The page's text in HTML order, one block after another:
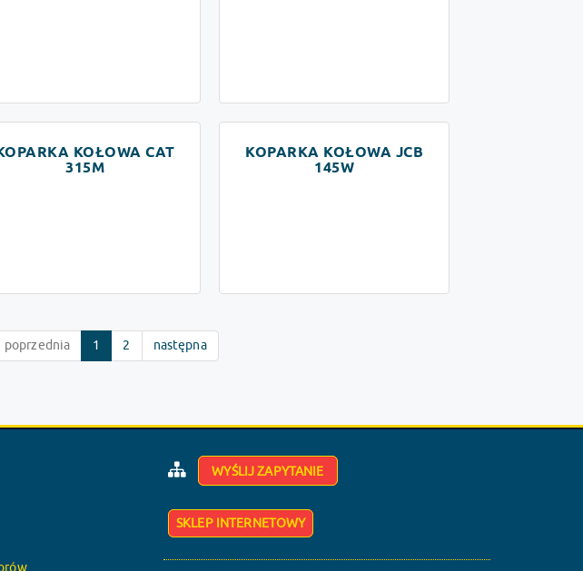
KOŁOWA CAT
315M
KOPARKA KOŁOWA JCB
145W
poprzednia 1 2 następna
WYŚLIJ ZAPYTANIE
SKLEP INTERNETOWY